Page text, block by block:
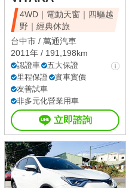
4WD｜電動天窗｜四驅越
野｜經典休旅
台中市 / 萬通汽車
2011年 / 191,198km
認證車
五大保證
里程保證
實車實價
友善試車
非多元化營業用車
立即諮詢